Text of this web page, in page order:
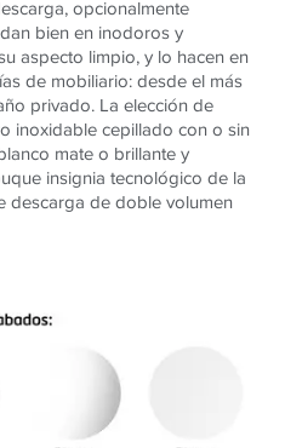
opcionalmente
bien en inodoros y
aspecto limpio, y lo hacen en
de mobiliario: desde el más
privado. La elección de
inoxidable cepillado con o sin
mate o brillante y
insignia tecnológico de la
descarga de doble volumen